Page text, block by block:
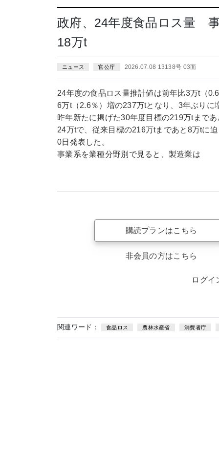
政府、24年度食品ロス量
18万t
ニュース 官公庁 2026.07.08 13138号 03面
24年度の食品ロス量推計値は前年比3万t（
6万t（2.6％）増の237万tとなり、3年ぶり
昨年新たに掲げた30年度目標の219万tまで
24万tで、従来目標の216万tまであと8万tに
0日発表した。
事業系を業種分野別で見ると、製造業は
購読プランはこちら
非会員の方はこちら
ログイ
関連ワード： 食品ロス 農林水産省 消費者庁